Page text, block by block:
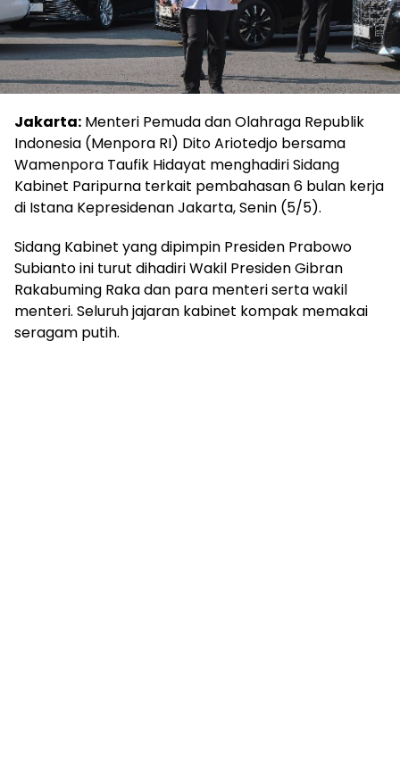
Jakarta: Menteri Pemuda dan Olahraga Republik
Indonesia (Menpora RI) Dito Ariotedjo bersama
Wamenpora Taufik Hidayat menghadiri Sidang
Kabinet Paripurna terkait pembahasan 6 bulan kerja
di Istana Kepresidenan Jakarta, Senin (5/5).
Sidang Kabinet yang dipimpin Presiden Prabowo
Subianto ini turut dihadiri Wakil Presiden Gibran
Rakabuming Raka dan para menteri serta wakil
menteri. Seluruh jajaran kabinet kompak memakai
seragam putih.